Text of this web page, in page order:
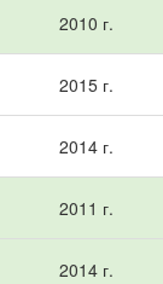
2010 г.
2015 г.
2014 г.
2011 г.
2014 г.